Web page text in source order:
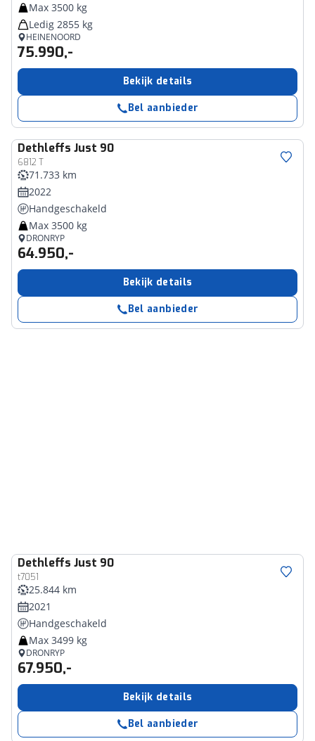
Max 3500 kg
Ledig 2855 kg
HEINENOORD
75.990,-
Bekijk details
Bel aanbieder
Dethleffs Just 90
6812 T
71.733 km
2022
Handgeschakeld
Max 3500 kg
DRONRYP
64.950,-
Bekijk details
Bel aanbieder
Dethleffs Just 90
t7051
25.844 km
2021
Handgeschakeld
Max 3499 kg
DRONRYP
67.950,-
Bekijk details
Bel aanbieder